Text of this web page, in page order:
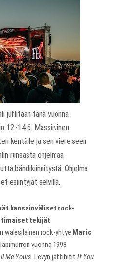
juhlitaan tänä vuonna
12.-14.6. Massiivinen
kentälle ja sen viereiseen
runsasta ohjelmaa
bändikiinnitystä. Ohjelma
esiintyjät selvillä.
kansainväliset rock-
tekijät
walesilainen rock-yhtye Manic
vuonna 1998
Me Yours. Levyn jättihitit If You